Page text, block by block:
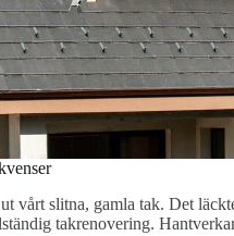
vårt slitna, gamla tak. Det
takrenovering.